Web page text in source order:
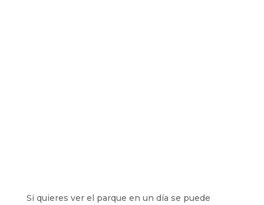
Si quieres ver el parque en un día se puede